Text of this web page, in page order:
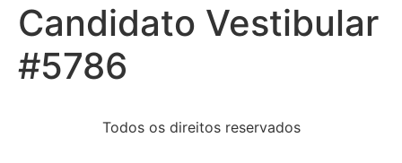
Candidato Vestibular
#5786
Todos os direitos reservados